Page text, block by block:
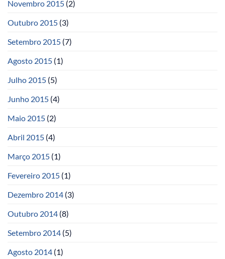
Novembro 2015 (2)
Outubro 2015 (3)
Setembro 2015 (7)
Agosto 2015 (1)
Julho 2015 (5)
Junho 2015 (4)
Maio 2015 (2)
Abril 2015 (4)
Março 2015 (1)
Fevereiro 2015 (1)
Dezembro 2014 (3)
Outubro 2014 (8)
Setembro 2014 (5)
Agosto 2014 (1)